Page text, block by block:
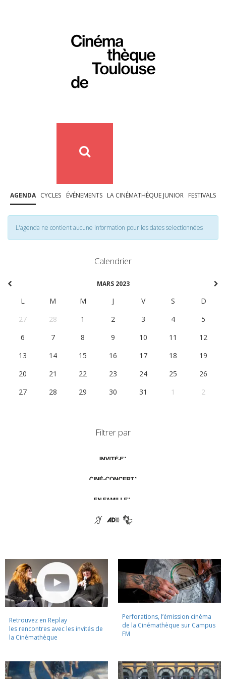
AGENDA CYCLES ÉVÉNEMENTS LA CINÉMATHÈQUE JUNIOR FESTIVALS
L'agenda ne contient aucune information pour les dates selectionnées
Calendrier
MARS 2023
L M M J V S
D
27
28 1 2 3 4
5
6
7 8 9 10 11
12
13
14 15 16 17 18
19
20
21 22 23 24 25
26
27
28 29 30 31 1 2
Filtrer par
Retrouvez en Replay
les rencontres avec les invités de
la Cinémathèque
Perforations, l’émission cinéma
de la Cinémathèque sur Campus
FM